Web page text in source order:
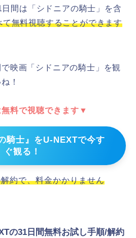
間は「シドニアの騎士」を含
無料視聴することができます
映画「シドニアの騎士」を観
！
料で視聴できます▼
騎士』をU-NEXTで今す
ぐ観る！
約で、料金かかりません
の31日間無料お試し手順/解約